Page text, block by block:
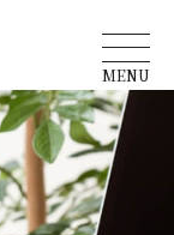
MENU